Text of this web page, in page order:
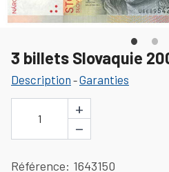
3 billets Slovaquie
Description -Garanties
1
+
−
Référence 1643150